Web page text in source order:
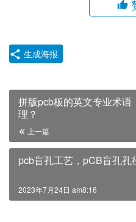
生成海报
拼版pcb板的英文专业术
理？
上一篇
pcb盲孔工艺，pCB盲孔孔
2023年7月24日 am8:16